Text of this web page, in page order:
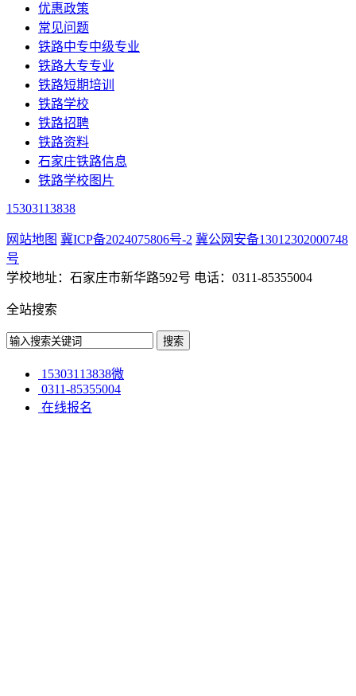
优惠政策
常见问题
铁路中专中级专业
铁路大专专业
铁路短期培训
铁路学校
铁路招聘
铁路资料
石家庄铁路信息
铁路学校图片
15303113838
网站地图 冀ICP备2024075806号-2 冀公网安备13012302000748
号
学校地址：石家庄市新华路592号 电话：0311-85355004
全站搜索
15303113838微
0311-85355004
在线报名